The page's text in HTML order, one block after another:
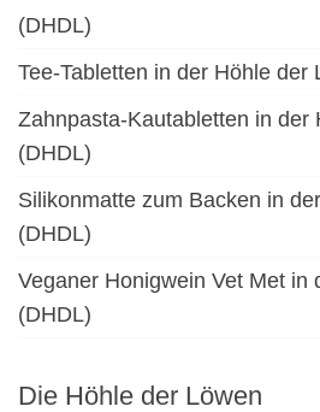
(DHDL)
Tee-Tabletten in der Höhle der
Zahnpasta-Kautabletten in der
(DHDL)
Silikonmatte zum Backen in
(DHDL)
Veganer Honigwein Vet Met in
(DHDL)
Die Höhle der Löwen